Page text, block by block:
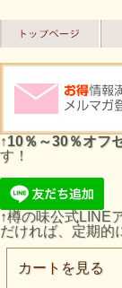
↑10％～30％オフ
す！
↑樽の味公式LINE
だければ、定期的
カートを見る